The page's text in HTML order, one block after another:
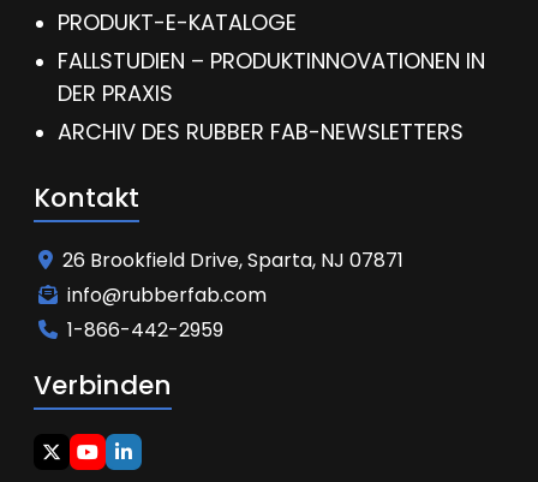
PRODUKT-E-KATALOGE
FALLSTUDIEN – PRODUKTINNOVATIONEN IN
DER PRAXIS
ARCHIV DES RUBBER FAB-NEWSLETTERS
Kontakt
26 Brookfield Drive, Sparta, NJ 07871
info@rubberfab.com
1-866-442-2959
Verbinden